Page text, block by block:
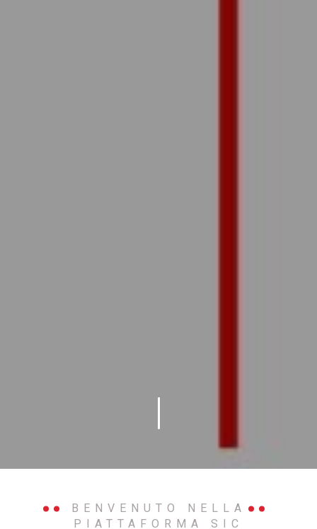
BENVENUTO NELLA
PIATTAFORMA SIC